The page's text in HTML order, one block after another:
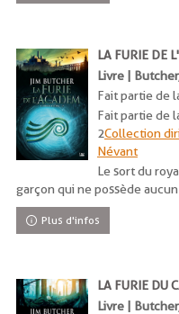
LA FURIE DE
Livre |
Fait partie de
Fait partie de
2Collection
Névant
Le sort du
garçon qui ne possède
Plus d'infos
LA FURIE DU
Livre |